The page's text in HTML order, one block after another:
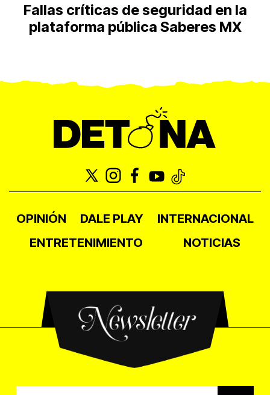
Fallas críticas de seguridad en la
plataforma pública Saberes MX
OPINIÓN DALE PLAY
INTERNACIONAL
ENTRETENIMIENTO
NOTICIAS
Newsletter